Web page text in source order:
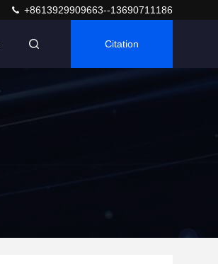
+8613929909663--13690711186
Citation